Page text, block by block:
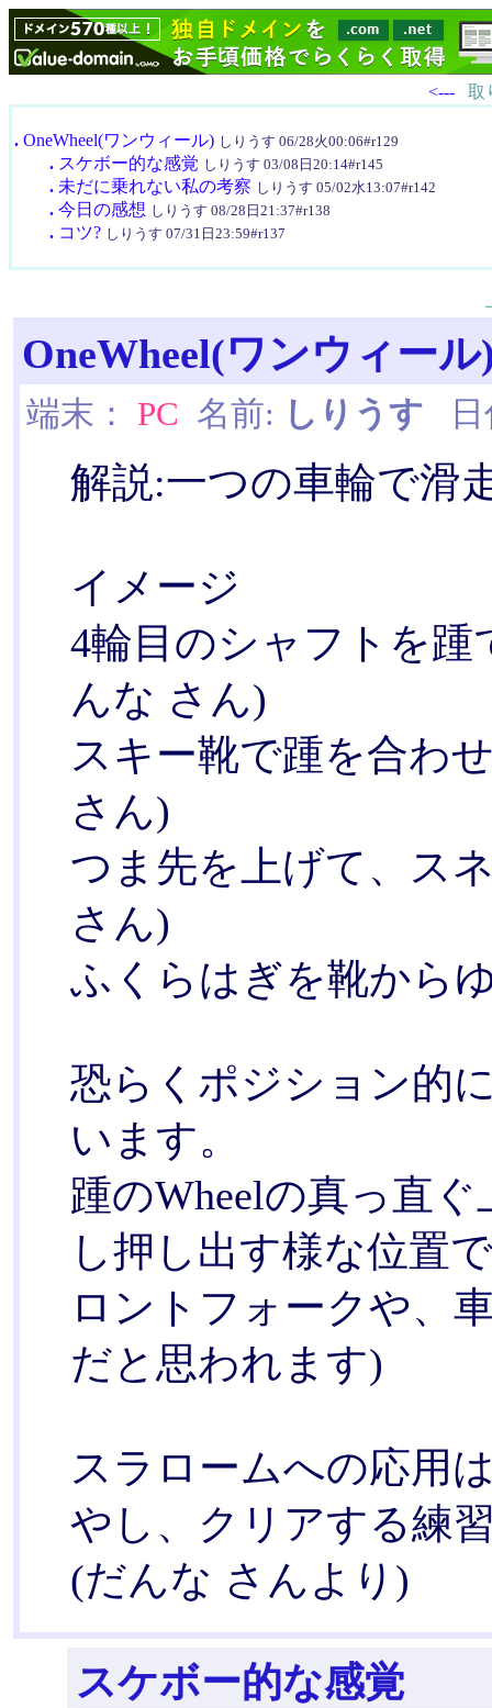
<--- 取
. OneWheel(ワンウィール) しりうす 06/28火00:06#r129
. スケボー的な感覚 しりうす 03/08日20:14#r145
. 未だに乗れない私の考察 しりうす 05/02水13:07#r142
. 今日の感想 しりうす 08/28日21:37#r138
. コツ? しりうす 07/31日23:59#r137
OneWheel(ワンウィール
端末： PC 名前: しりうす 日
解説:一つの車輪で滑
イメージ
4輪目のシャフトを
んな さん)
スキー靴で踵を合わ
さん)
つま先を上げて、ス
さん)
ふくらはぎを靴から
恐らくポジション的
います。
踵のWheelの真っ直
し押し出す様な位置
ロントフォークや、
だと思われます)
スラロームへの応用
やし、クリアする練
(だんな さんより)
スケボー的な感覚